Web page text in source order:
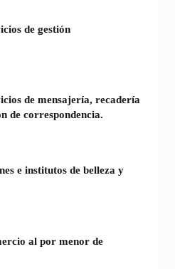
de gestión
de mensajería, recadería
de correspondencia.
e institutos de belleza y
al por menor de